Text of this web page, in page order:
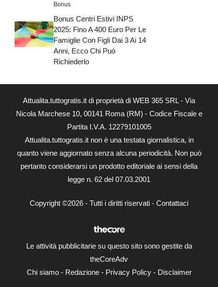
Bonus
Bonus Centri Estivi INPS
2025: Fino A 400 Euro Per Le
Famiglie Con Figli Dai 3 Ai 14
Anni, Ecco Chi Può
Richiederlo
Attualita.tuttogratis.it di proprietà di WEB 365 SRL - Via
Nicola Marchese 10, 00141 Roma (RM) - Codice Fiscale e
Partita I.V.A. 12279101005
Attualita.tuttogratis.it non è una testata giornalistica, in
quanto viene aggiornato senza alcuna periodicità. Non può
pertanto considerarsi un prodotto editoriale ai sensi della
legge n. 62 del 07.03.2001
Copyright ©2026 - Tutti i diritti riservati - Contattaci
Le attività pubblicitarie su questo sito sono gestite da
theCoreAdv
Chi siamo- Redazione- Privacy Policy- Disclaimer